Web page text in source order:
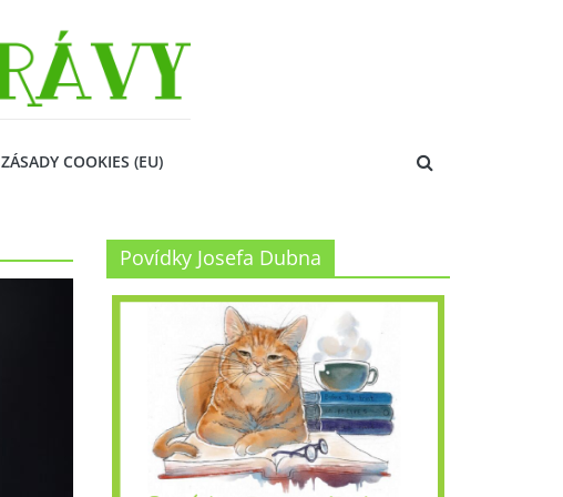
ZÁSADY COOKIES (EU)
Povídky Josefa Dubna